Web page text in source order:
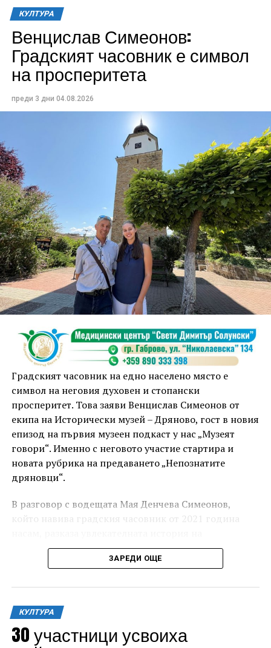
Изборът на Дряновския мост – този архитектурен
шедьовър на възрожденското ни строителство и
майсторство, вечен символ на Дряново, носи
дълбоко послание. Мястото, където документът бе
подписан, символизира свързаността,
сътрудничеството и общото бъдеще, подчерта
кметът Таня Христова.
По думите ѝ мостът, построен от Първомайстора
през 1861 г. свързва двата града, обединени от
общи ценности, доверие и желание да градят
заедно. „Днес показваме модел, който дава шанс на
истинското партньорство. Във време, когато сякаш е
модерно да се разделяме, ние показваме, че два
значими за културата, индустрията и обществените
инициативи български града могат да вървят
заедно“, коментира тя.
ресурси. То ще предостави възможност на
развитие, привличане на хора и инвестиции“,
допълни още Христова.
че партньорството между Габрово и Велико
Търново има своите здрави основи, изграждани
през годините чрез съвместни проекти и
КУЛТУРА
Венцислав Симеонов:
Градският часовник е символ
на просперитета
преди 3 дни 04.08.2026
Градският часовник на едно населено място е
символ на неговия духовен и стопански
просперитет. Това заяви Венцислав Симеонов от
екипа на Исторически музей – Дряново, гост в новия
епизод на първия музеен подкаст у нас „Музеят
говори“. Именно с неговото участие стартира и
новата рубрика на предаването „Непознатите
дряновци“.
В разговор с водещата Мая Денчева Симеонов,
който навива градския часовник от 2021 година
часовниковия механизъм и на часовниковата кула в
града, от появата им през Възраждането, през
ЗАРЕДИ ОЩЕ
КУЛТУРА
30 участници усвоиха